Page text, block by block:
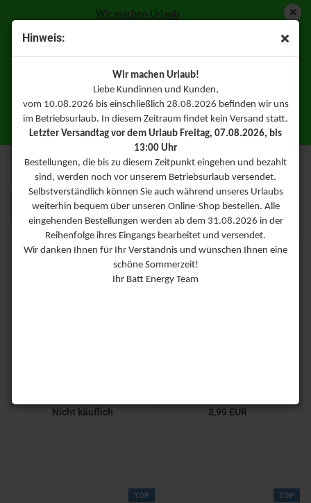
Hinweis:
Wir machen Urlaub!
Liebe Kundinnen und Kunden,
vom 10.08.2026 bis einschließlich 28.08.2026 befinden wir uns
im Betriebsurlaub. In diesem Zeitraum findet kein Versand statt.
Letzter Versandtag vor dem Urlaub Freitag, 07.08.2026, bis
13:00 Uhr
Bestellungen, die bis zu diesem Zeitpunkt eingehen und bezahlt
sind, werden noch vor unserem Betriebsurlaub versendet.
Selbstverständlich können Sie auch während unseres Urlaubs
weiterhin bequem über unseren Online-Shop bestellen. Alle
eingehenden Bestellungen werden ab dem 31.08.2026 in der
Reihenfolge ihres Eingangs bearbeitet und versendet.
Wir danken Ihnen für Ihr Verständnis und wünschen Ihnen eine
schöne Sommerzeit!
Ihr Batt Energy Team
Wir machen Urlaub
uns im Betriebsurlaub somit findet in diesem Zeitraum kein
Versand statt.LETZTER VERSANDTAG VOR DEM URLAUB
Freitag, 07.08.2026, bis 13:00 Uhr.Natürlich können Sie
trotzdem weiterhin über unseren Online-Shop bestellen. Ihre
Bestellungen werden dann direkt ab dem 31.08.2026
bearbeitet.
Batt Energy Team
Duracell
www.duracell.de
Alle Kategorien
24 pro Seite
pro Seite
Nicht käuflich 3,99 EUR
TOP TOP